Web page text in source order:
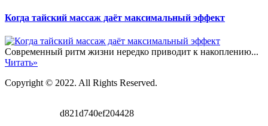
Когда тайский массаж даёт максимальный эффект
Современный ритм жизни нередко приводит к накоплению...
Читать»
Copyright © 2022. All Rights Reserved.
d821d740ef204428